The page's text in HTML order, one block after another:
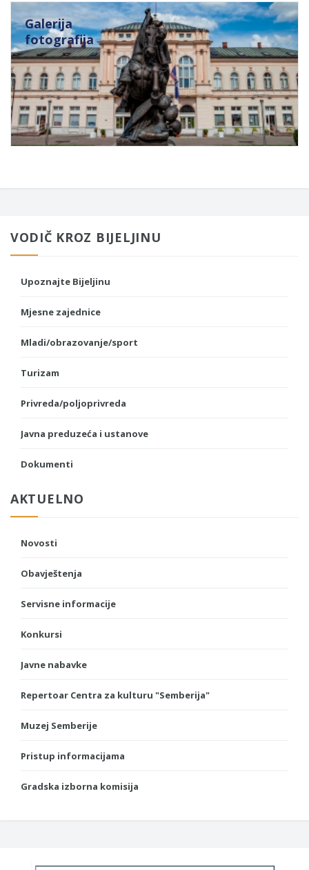
Galerija
fotografija
VODIČ KROZ BIJELJINU
Upoznajte Bijeljinu
Mjesne zajednice
Mladi/obrazovanje/sport
Turizam
Privreda/poljoprivreda
Javna preduzeća i ustanove
Dokumenti
AKTUELNO
Novosti
Obavještenja
Servisne informacije
Konkursi
Javne nabavke
Repertoar Centra za kulturu "Semberija"
Muzej Semberije
Pristup informacijama
Gradska izborna komisija